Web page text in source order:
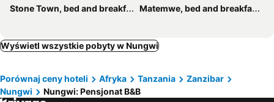
Stone Town, bed and breakfasts
Matemwe, bed and breakfasts
Wyświetl wszystkie pobyty w Nungwi
Porównaj ceny hoteli Afryka Tanzania
Zanzibar
Nungwi
Nungwi: Pensjonat B&B